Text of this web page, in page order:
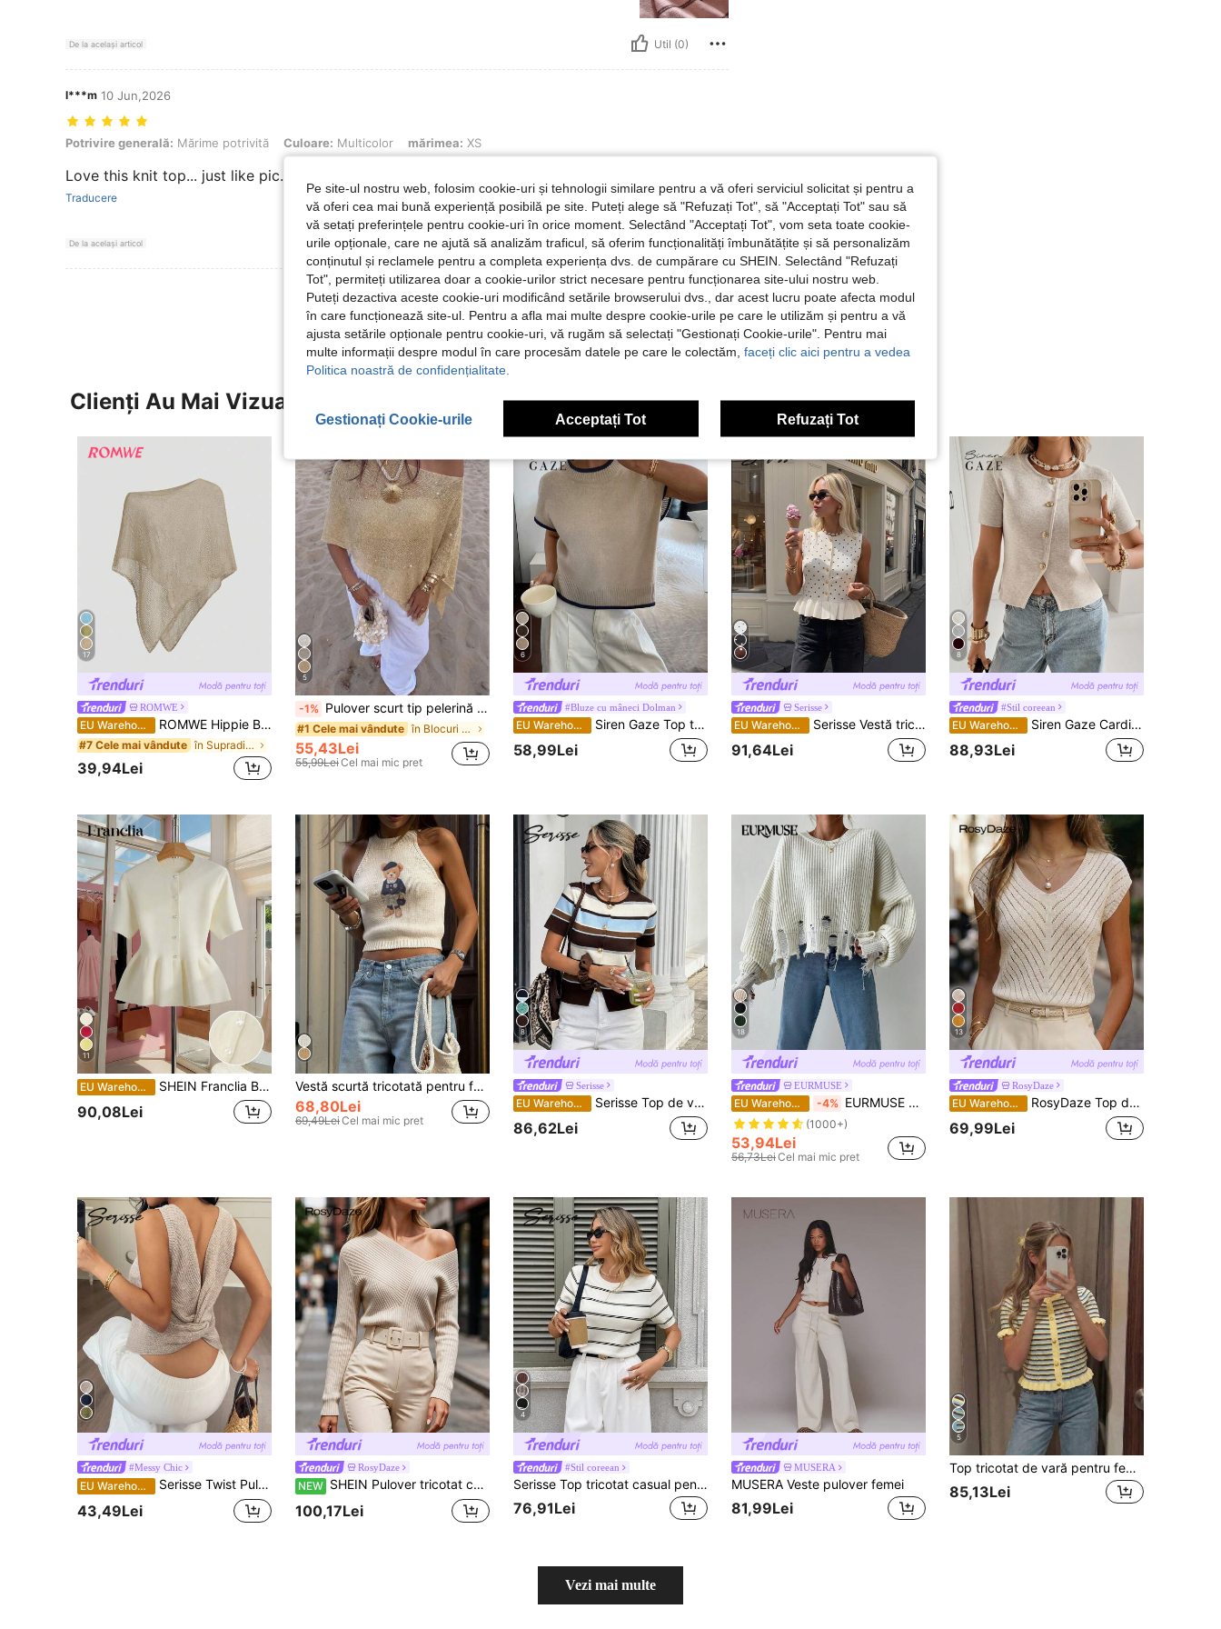
De la același articol Util (0)
l***m 10 Jun,2026
Potrivire generală: Mărime potrivită, Culoare: Multicolor, mărimea: XS
Potrivire generală: Mărime potrivită Culoare: Multicolor mărimea: XS
Love this knit top... just like pic... 😍😍😍😍😍😍😍🥰🥰🥰🥰🥰🥰🥰🥰
Traducere
De la același articol Util (0)
Vezi Mai Multe Recenzii
Clienți Au Mai Vizualizat
17
ROMWE
EU Warehouse ROMWE Hippie Bluză tricotată lejeră, cu scobituri, pentru femei, potrivită pentru vacanțe la plajă
#7 Cele mai vândute în Supradimensionat Pulovere pentru femei
39,94Lei
5
-1% Pulover scurt tip pelerină pentru femei, casual sexy Y2K, din tricot strălucitor, cu mâneci batwing, acoperire de plajă pentru vară, Vacationcore
#1 Cele mai vândute în Blocuri de culoare Topuri tricotate pentru feme
55,43Lei
55,99LeiCel mai mic pret
6
#Bluze cu mâneci Dolman
EU Warehouse Siren Gaze Top tricotat cu mânecă tip liliac, casual, cu guler rotund și garnitură contrastantă, la modă, pentru femei
58,99Lei
Serisse
EU Warehouse Serisse Vestă tricotată pentru femei cu model cu buline, cu un singur rând de nasturi și tiv cu volane
91,64Lei
8
#Stil coreean
EU Warehouse Siren Gaze Cardigan subțire cu mânecă scurtă, culoare solidă, casual, pentru femei, toamnă, înapoi la școală, profesoară pentru femei, business casual pentru femei, vestă elegantă la modă, culoare solidă, cu decolteu în V, decorată cu nasturi, topuri, business casual, pentru naveta, temperament simplu, vestă de vară pentru birou, culoare caisă, elegant, pentru ieșiri în oraș, topuri pentru femei, topuri pentru școală, toamnă pentru femei casual
88,93Lei
11
EU Warehouse SHEIN Franclia Bluză elegantă de damă din tricot, alb-crem, cu peplum, pentru vară, cu mânecă scurtă, nasturi în față, tiv cu volane, guler rotund, stil casual pentru birou și navetă
90,08Lei
Vestă scurtă tricotată pentru femei, cu guler rotund, culoare solidă, cu imprimeu de ursuleți colegiali, stil streetwear casual, potrivită pentru vacanță, vară și primăvară
68,80Lei
69,49LeiCel mai mic pret
8
Serisse
EU Warehouse Serisse Top de vară pentru femei, tricotat, casual, lejer, cu mânecă scurtă, cu guler rotund, stil preppy, cardigan cu mânecă scurtă, cu guler rotund, dungi maro și albastre, top de vară, top în stil american campus, potrivit pentru purtare de zi cu zi, top de vară, femei de primăvară
86,62Lei
18
EURMUSE
EU Warehouse -4% EURMUSE Pulover tricotat lejer, culoare solidă, cu guler rotund, umeri căzuți, mânecă lungă, model uzat, toamnă/iarnă
(1000+)
53,94Lei
56,73LeiCel mai mic pret
13
RosyDaze
EU Warehouse RosyDaze Top damă cu decolteu în V, mânecă scurtă tip cap, tricotat gol, casual, din lână țesută, pentru vară, elegant, pentru vacanțe și brunch, cais, bej
69,99Lei
#Messy Chic
EU Warehouse Serisse Twist Pulover Vestă fără spate
43,49Lei
RosyDaze
NEW SHEIN Pulover tricotat canelat pentru femei, culoare ovăz, cu decolteu în V asimetric
100,17Lei
4
#Stil coreean
Serisse Top tricotat casual pentru femei, cu guler rotund și mânecă scurtă, cu dungi, toamnă pentru femei, iarnă, Anul Nou pentru femei, petrecere, nuntă, absolvire, elegant, casual, vară
76,91Lei
MUSERA
MUSERA Veste pulover femei
81,99Lei
5
Top tricotat de vară pentru femei, cu dungi și patchwork, guler rotund, nasturi metalici, mânecă scurtă, stil retro casual drăguț, cu volane, potrivit pentru ieșiri zilnice și fotografii, pulover tricotat cu dungi galbene, multicolor, estetic
85,13Lei
Vezi mai multe
Pe site-ul nostru web, folosim cookie-uri și tehnologii similare pentru a vă oferi serviciul solicitat și pentru a
vă oferi cea mai bună experiență posibilă pe site. Puteți alege să "Refuzați Tot", să "Acceptați Tot" sau să
vă setați preferințele pentru cookie-uri în orice moment. Selectând "Acceptați Tot", vom seta toate cookie-
urile opționale, care ne ajută să analizăm traficul, să oferim funcționalități îmbunătățite și să personalizăm
conținutul și reclamele pentru a completa experiența dvs. de cumpărare cu SHEIN. Selectând "Refuzați
Tot", permiteți utilizarea doar a cookie-urilor strict necesare pentru funcționarea site-ului nostru web.
Puteți dezactiva aceste cookie-uri modificând setările browserului dvs., dar acest lucru poate afecta modul
în care funcționează site-ul. Pentru a afla mai multe despre cookie-urile pe care le utilizăm și pentru a vă
ajusta setările opționale pentru cookie-uri, vă rugăm să selectați "Gestionați Cookie-urile". Pentru mai
multe informații despre modul în care procesăm datele pe care le colectăm, faceți clic aici pentru a vedea
Politica noastră de confidențialitate.
Gestionați Cookie-urile Acceptați Tot Refuzați Tot